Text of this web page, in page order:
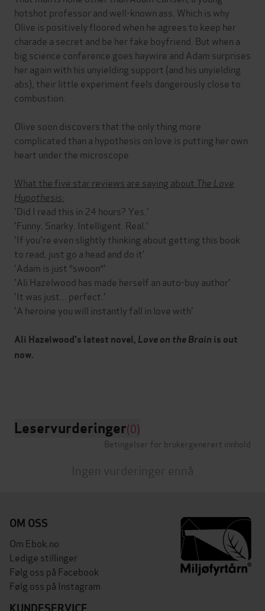
hotshot professor and well-known ass. Which is why
Olive is positively floored when he agrees to keep her
charade a secret and be her fake boyfriend. But when a
big science conference goes haywire and Adam surprises
her again with his unyielding support (and his unyielding
abs), their little experiment feels dangerously close to
combustion.
Olive soon discovers that the only thing more
complicated than a hypothesis on love is putting her own
heart under the microscope.
What the five star reviews are saying about The Love
Hypothesis:
'Did I read this in 24 hours? Yes.'
'Funny. Snarky. Intelligent. Real.'
'If you're even slightly thinking about getting this book
to read, just go a head and do it'
'Adam is just *swoon*'
'Ali Hazelwood has made herself an auto-buy author'
'It was just... perfect.'
'A heroine you will instantly fall in love with'
Ali Hazelwood's latest novel, Love on the Brain is out
now.
Leservurderinger(0)
Betingelser for brukergenerert innhold
Ingen vurderinger ennå
OM OSS
Om Ebok.no
Ledige stillinger
Følg oss på Facebook
Følg oss på Instagram